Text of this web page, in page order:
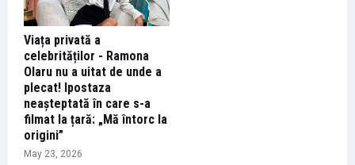
Viața privată a
celebrităților - Ramona
Olaru nu a uitat de unde a
plecat! Ipostaza
neașteptată în care s-a
filmat la țară: „Mă întorc la
origini”
May 23, 2026